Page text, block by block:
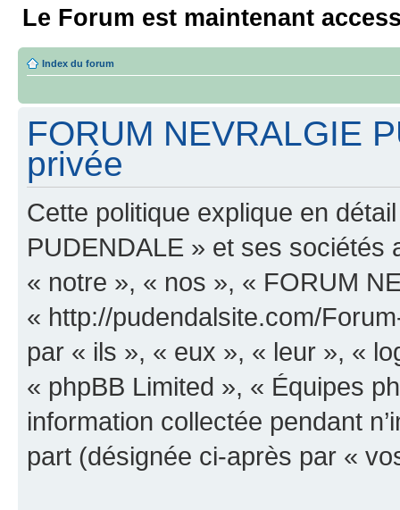
Le Forum est maintenant
Index du forum
FORUM NEVRALGIE
privée
Cette politique explique en
PUDENDALE » et ses sociétés
« notre », « nos », « FORUM
« http://pudendalsite.com/
par « ils », « eux », « leur », «
« phpBB Limited », « Équipes
information collectée pendant
part (désignée ci-après par «